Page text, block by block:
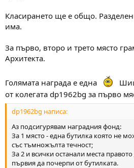
Класирането ще е общо.
има.
За първо, второ и трето място
Архитекта.
Голямата награда е една
от колегата dp1962bg за първо
dp1962bg написа:
Аз подсигурявам наградния фонд:
За 1 място - една бутилка която не
със тъмножълта течност;
За 2 и всички останали места
първия да почерпи от бутилката.